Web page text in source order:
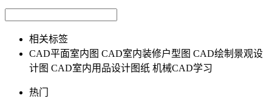
相关标签
CAD平面室内图 CAD室内装修户型图 CAD绘制景观设
计图 CAD室内用品设计图纸 机械CAD学习
热门